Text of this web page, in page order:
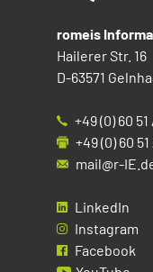
romeis
Hailerer Str. 16
D-63571
+49 (0) 60
+49 (0) 60
mail@r-
LinkedIn
Instagram
Facebook